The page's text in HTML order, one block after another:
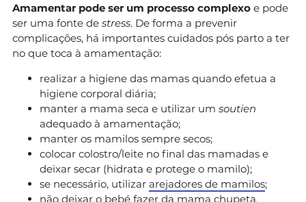
Amamentar pode ser um processo complexo e pode
ser uma fonte de stress. De forma a prevenir
complicações, há importantes cuidados pós parto a ter
no que toca à amamentação:
realizar a higiene das mamas quando efetua a
higiene corporal diária;
manter a mama seca e utilizar um soutien
adequado à amamentação;
manter os mamilos sempre secos;
colocar colostro/leite no final das mamadas e
deixar secar (hidrata e protege o mamilo);
se necessário, utilizar arejadores de mamilos;
não deixar o bebé fazer da mama chupeta,